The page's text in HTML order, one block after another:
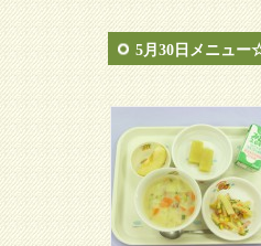
5月30日メニュー